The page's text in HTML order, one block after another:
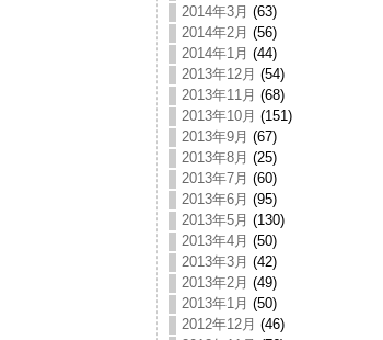
2014年3月 (63)
2014年2月 (56)
2014年1月 (44)
2013年12月 (54)
2013年11月 (68)
2013年10月 (151)
2013年9月 (67)
2013年8月 (25)
2013年7月 (60)
2013年6月 (95)
2013年5月 (130)
2013年4月 (50)
2013年3月 (42)
2013年2月 (49)
2013年1月 (50)
2012年12月 (46)